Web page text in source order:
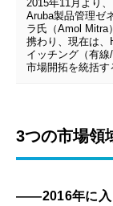
2015年11月より
Aruba製品管理ゼ
ラ氏（Amol Mitra
携わり、現在は
イッチング（有
市場開拓を統括す
3つの市場領
――2016年に入